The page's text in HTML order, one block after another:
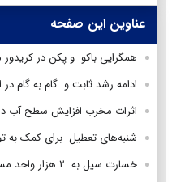
عناوین این صفحه
همگرایی باکو و پکن در کریدور
ادامه رشد ثابت و گام به گام در
اثرات مخرب افزایش سطح آب
شنبه‌های تعطیل برای کمک به
خسارت سیل به ۲ هزار واحد مسکونی سیستان و بلوچستان